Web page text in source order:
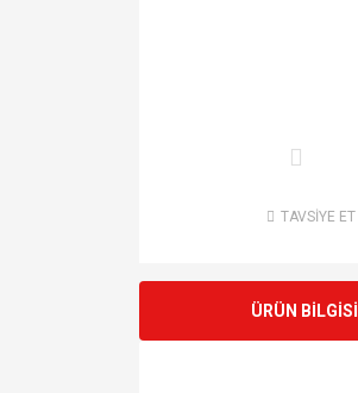
TAVSİYE ET
ÜRÜN BİLGİSİ